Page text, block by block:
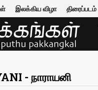
இலக்கிய விழா திரைப்படம்
- நாராயனி